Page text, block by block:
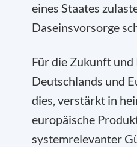
eines Staates
Daseinsvorsorge
Für die Zukunft
Deutschlands und
dies, verstärkt in
europäische
systemrelevanter